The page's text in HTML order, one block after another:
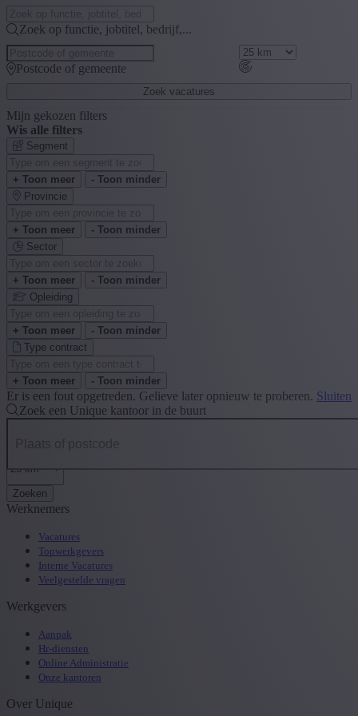
Zoek op functie, jobtitel, bedrijf,...
Postcode of gemeente
Zoek vacatures
Mijn gekozen filters
Wis alle filters
Segment
+ Toon meer
- Toon minder
Provincie
+ Toon meer
- Toon minder
Sector
+ Toon meer
- Toon minder
Opleiding
+ Toon meer
- Toon minder
Type contract
+ Toon meer - Toon minder
Er is een fout opgetreden. Gelieve later opnieuw te proberen. Sluiten
Zoek een Unique kantoor in de buurt
Zoeken
Werknemers
Vacatures
Topwerkgevers
Interne Vacatures
Veelgestelde vragen
Werkgevers
Aanpak
Hr-diensten
Online Administratie
Onze kantoren
Over Unique